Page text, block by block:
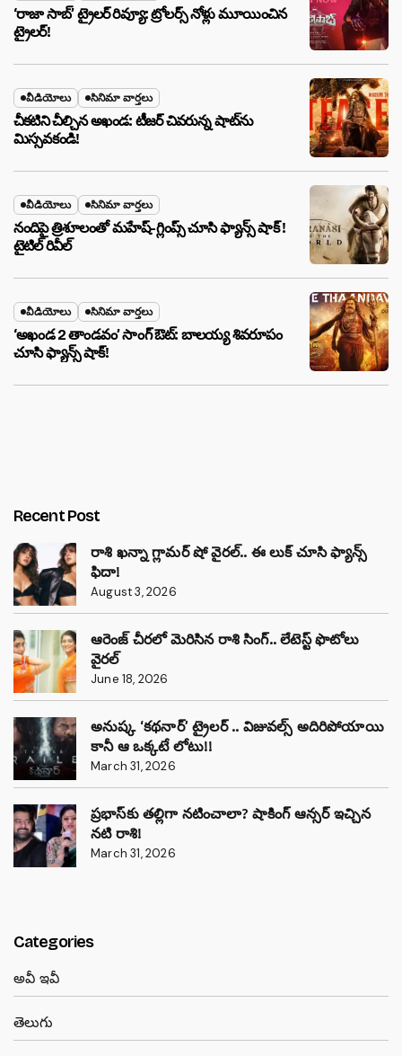
‘రాజా సాబ్’ ట్రైలర్ రివ్యూ: ట్రోలర్స్ నోళ్లు మూయించిన
ట్రైలర్!
వీడియోలు సినిమా వార్తలు
చీకటిని చీల్చిన అఖండ: టీజర్ చివరున్న షాట్‌ను
మిస్సవకండి!
వీడియోలు సినిమా వార్తలు
నందిపై త్రిశూలంతో మహేష్-గ్లింప్స్ చూసి ఫ్యాన్స్ షాక్ !
టైటిల్ రివీల్
వీడియోలు సినిమా వార్తలు
‘అఖండ 2 తాండవం’ సాంగ్ ఔట్: బాలయ్య శివరూపం
చూసి ఫ్యాన్స్ షాక్!
Recent Post
రాశి ఖన్నా గ్లామర్ షో వైరల్.. ఈ లుక్ చూసి ఫ్యాన్స్
ఫిదా!
August 3, 2026
ఆరెంజ్ చీరలో మెరిసిన రాశి సింగ్.. లేటెస్ట్ ఫొటోలు
వైరల్
June 18, 2026
అనుష్క ‘కథనార్’ ట్రైలర్ .. విజువల్స్ అదిరిపోయాయి
కానీ ఆ ఒక్కటే లోటు!!
March 31, 2026
ప్రభాస్‌కు తల్లిగా నటించాలా? షాకింగ్ ఆన్సర్ ఇచ్చిన
నటి రాశి!
March 31, 2026
Categories
అవీ ఇవీ
తెలుగు